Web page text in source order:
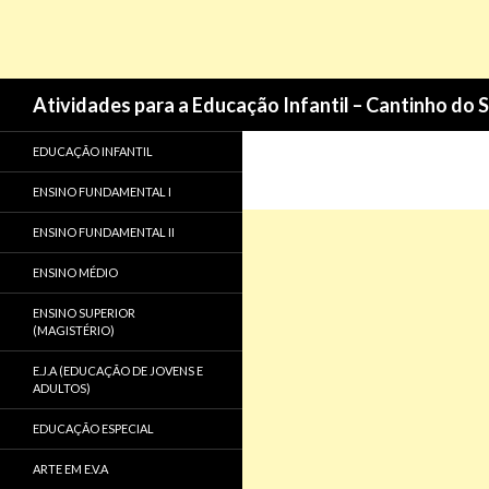
Atividades para a Educação Infantil – Cantinho do
EDUCAÇÃO INFANTIL
ENSINO FUNDAMENTAL I
ENSINO FUNDAMENTAL II
ENSINO MÉDIO
ENSINO SUPERIOR
(MAGISTÉRIO)
E.J.A (EDUCAÇÃO DE JOVENS E
ADULTOS)
EDUCAÇÃO ESPECIAL
ARTE EM E.V.A